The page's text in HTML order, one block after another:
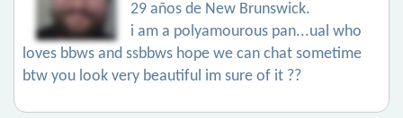
29 años de New Brunswick.
i am a polyamourous pan...ual who
loves bbws and ssbbws hope we can chat sometime
btw you look very beautiful im sure of it ??